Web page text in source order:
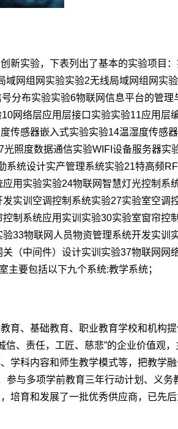
新实验，下表列出了基本的实验项目
网组网实验实验2无线局域网组网实
分布实验实验6物联网信息平台的管理
网络层应用层接口实验实验11应用层
传感器嵌入式实验实验14温湿度传感
照度数据通信实验WIFI设备服务器实
统设计实产管理系统实验21特高频
用实验实验24物联网智慧灯光控制系
实训空调控制系统实验27实验室空调
制系统应用实训实验30实验室窗帘控
33物联网人员物资管理系统开发实训
（中间件）设计实训实验37物联网网
要包括以下九个系统:教学系统；
育、基础教育、职业教育学校和机构
、责任，工匠、慈悲”的企业价值观
学科内容和师生教学模式等，把教学
参与多项学前教育三年行动计划、义务
培育和发展了一批优秀供应商，已先